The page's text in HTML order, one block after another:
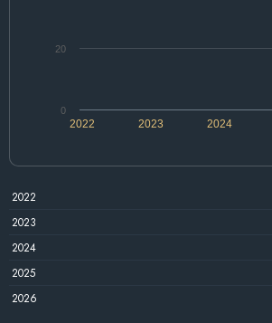
2022 2024
2023
0
20
2022
2023
2024
2025
2026